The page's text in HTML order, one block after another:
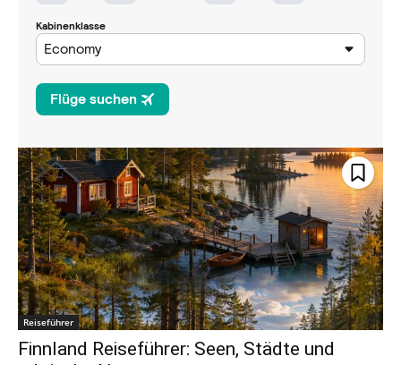
Reiseführer
Finnland Reiseführer: Seen, Städte und